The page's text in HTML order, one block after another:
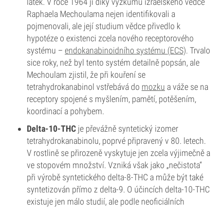
Raphaela Mechoulama nejen identifikovali a
pojmenovali, ale její studium vědce přivedlo k
hypotéze o existenci zcela nového receptorového
systému – endokanabinoidního systému (ECS). Trvalo
sice roky, než byl tento systém detailně popsán, ale
Mechoulam zjistil, že při kouření se
tetrahydrokanabinol vstřebává do mozku a váže se na
receptory spojené s myšlením, pamětí, potěšením,
koordinací a pohybem.
Delta-10-THC je převážně syntetický izomer
tetrahydrokanabinolu, poprvé připravený v 80. letech.
V rostlině se přirozeně vyskytuje jen zcela výjimečně a
ve stopovém množství. Vzniká však jako „nečistota“
při výrobě syntetického delta-8-THC a může být také
syntetizován přímo z delta-9. O účincích delta-10-THC
existuje jen málo studií, ale podle neoficiálních